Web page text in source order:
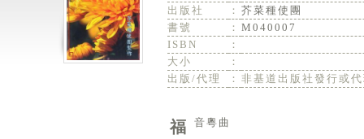
出版社
： 芥菜種使團
書號
： M040007
ISBN
：
大小
：
出版/代理
： 非基道出版社發行或
福音粵曲